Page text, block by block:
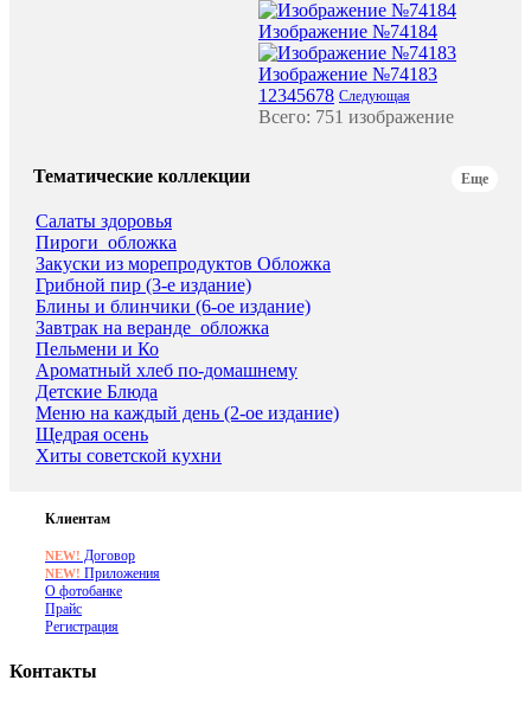
Изображение №74184
Изображение №74183
1 2345678 Следующая
Всего: 751 изображение
Тематические коллекции Еще
Салаты здоровья
Пироги_обложка
Закуски из морепродуктов Обложка
Грибной пир (3-е издание)
Блины и блинчики (6-ое издание)
Завтрак на веранде_обложка
Пельмени и Ко
Ароматный хлеб по-домашнему
Детские Блюда
Меню на каждый день (2-ое издание)
Щедрая осень
Хиты советской кухни
Клиентам
NEW! Договор
NEW! Приложения
О фотобанке
Прайс
Регистрация
Контакты